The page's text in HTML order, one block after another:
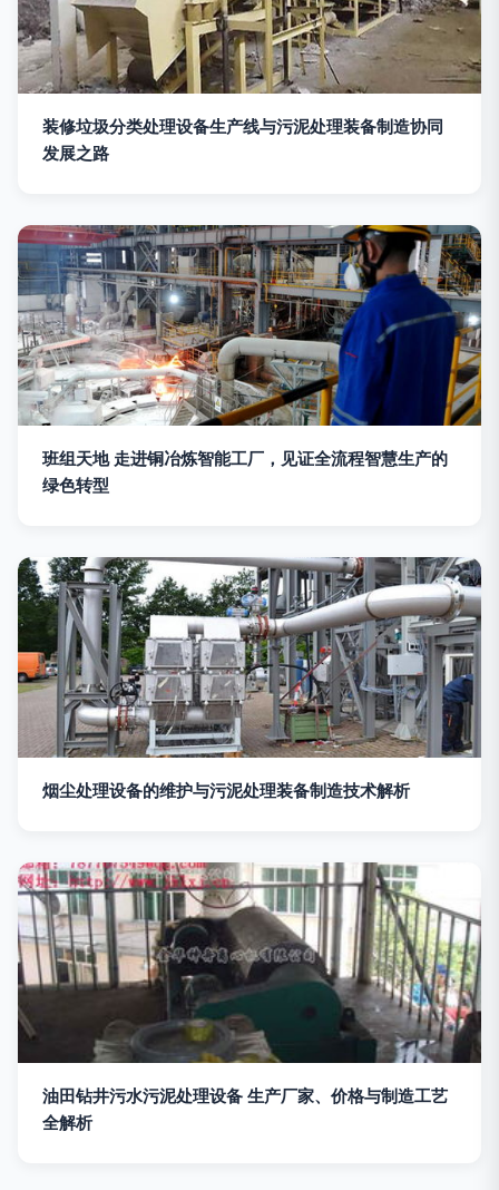
装修垃圾分类处理设备生产线与污泥处理装备制造协同
发展之路
班组天地 走进铜冶炼智能工厂，见证全流程智慧生产的
绿色转型
烟尘处理设备的维护与污泥处理装备制造技术解析
油田钻井污水污泥处理设备 生产厂家、价格与制造工艺
全解析